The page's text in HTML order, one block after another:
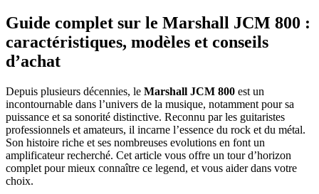
Guide complet sur le Marshall JCM 800 :
caractéristiques, modèles et conseils
d’achat
Depuis plusieurs décennies, le Marshall JCM 800 est un
incontournable dans l’univers de la musique, notamment pour sa
puissance et sa sonorité distinctive. Reconnu par les guitaristes
professionnels et amateurs, il incarne l’essence du rock et du métal.
Son histoire riche et ses nombreuses evolutions en font un
amplificateur recherché. Cet article vous offre un tour d’horizon
complet pour mieux connaître ce legend, et vous aider dans votre
choix.